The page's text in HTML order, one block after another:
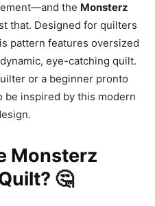
the Monsterz
that. Designed for quilters
pattern features oversized
eye-catching quilt.
or a beginner pronto
be inspired by this modern
Monsterz
🤔